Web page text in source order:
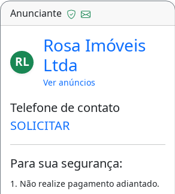
Anunciante
RL
Rosa Imóveis
Ltda
Ver anúncios
Telefone de contato
SOLICITAR
Para sua segurança:
1. Não realize pagamento adiantado.